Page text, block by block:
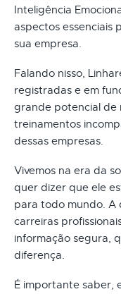
Inteligência
aspectos essenciais
sua empresa.
Falando nisso,
registradas e em
grande potencial de
treinamentos
dessas empresas.
Vivemos na era da
quer dizer que ele
para todo mundo. A
carreiras
informação segura,
diferença.
É importante saber,